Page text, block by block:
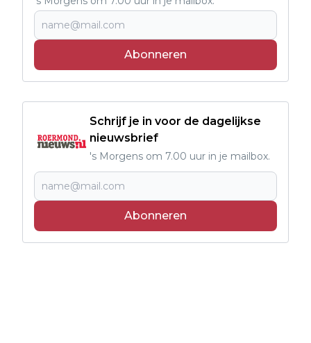
Abonneren
Schrijf je in voor de dagelijkse
nieuwsbrief
's Morgens om 7.00 uur in je mailbox.
Abonneren